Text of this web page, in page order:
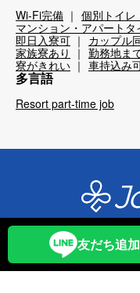
友だち追加
Wi-Fi完備 個別トイレ
マンション・アパートタ
即日入寮可
カップル
家族寮あり
勤務地ま
寮がきれい
車持込み
多言語
Resort part-time job
リゾートバ